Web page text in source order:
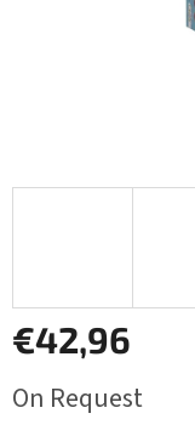
€42,96
price:
On Request